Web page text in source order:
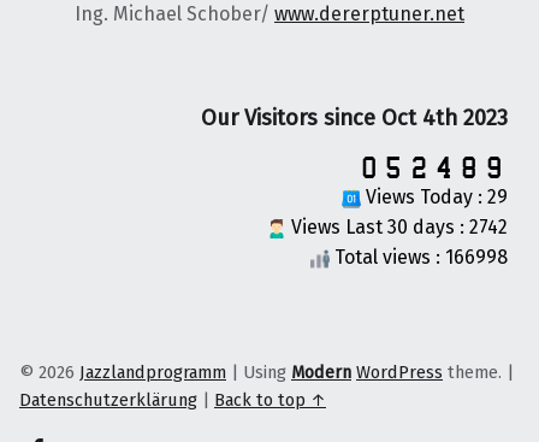
Ing. Michael Schober/ www.dererptuner.net
Our Visitors since Oct 4th 2023
Views Today : 29
Views Last 30 days : 2742
Total views : 166998
© 2026 Jazzlandprogramm | Using Modern WordPress theme. |
Datenschutzerklärung | Back to top ↑